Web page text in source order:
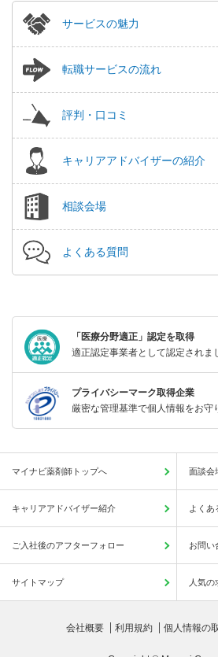
サービスの魅力
転職サービスの流れ
評判・口コミ
キャリアアドバイザーの紹介
相談会場
よくある質問
「医療分野適正」認定を取得
適正認定事業者として認定されま
プライバシーマーク取得企業
厳密な管理基準で個人情報をお守
マイナビ薬剤師トップへ 面談会
キャリアアドバイザー紹介 よくあ
ご入社後のアフターフォロー お問い
サイトマップ 人気
会社概要 利用規約 個人情報の